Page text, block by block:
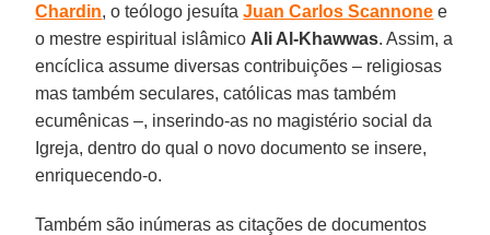
Chardin, o teólogo jesuítaJuan Carlos Scannone e
o mestre espiritual islâmico Ali Al-Khawwas. Assim, a
encíclica assume diversas contribuições – religiosas
mas também seculares, católicas mas também
ecumênicas –, inserindo-as no magistério social da
Igreja, dentro do qual o novo documento se insere,
enriquecendo-o.
Também são inúmeras as citações de documentos